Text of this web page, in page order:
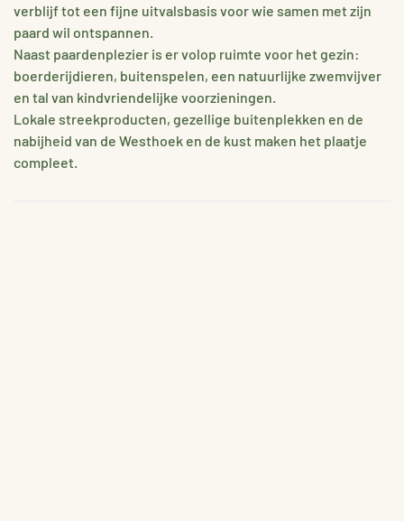
verblijf tot een fijne uitvalsbasis voor wie samen met zijn
paard wil ontspannen.
Naast paardenplezier is er volop ruimte voor het gezin:
boerderijdieren, buitenspelen, een natuurlijke zwemvijver
en tal van kindvriendelijke voorzieningen.
Lokale streekproducten, gezellige buitenplekken en de
nabijheid van de Westhoek en de kust maken het plaatje
compleet.